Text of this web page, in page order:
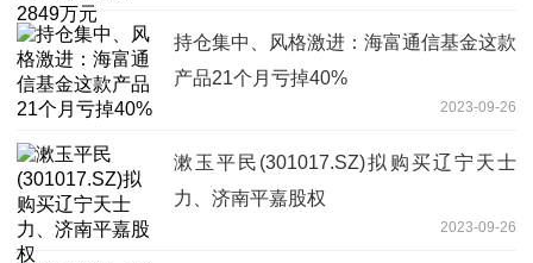
持仓集中、风格激进：海富通信基金这款
产品21个月亏掉40%
2023-09-26
漱玉平民(301017.SZ)拟购买辽宁天士
力、济南平嘉股权
2023-09-26